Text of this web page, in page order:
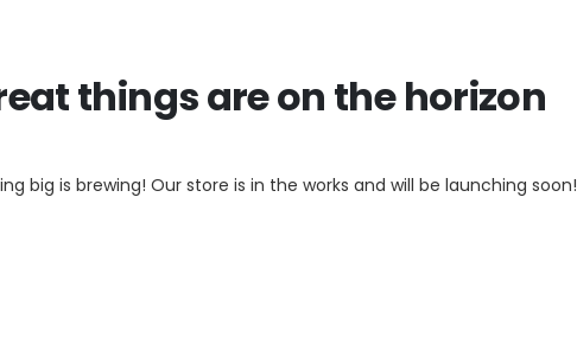
things are on the horizon
big is brewing! Our store is in the works and will be launching soon!